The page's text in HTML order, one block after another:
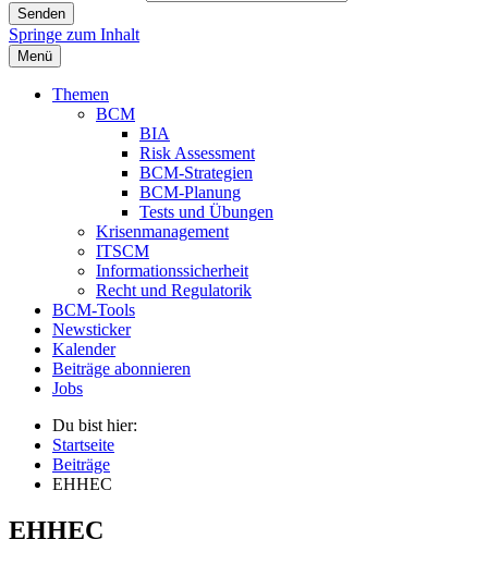
Springe zum Inhalt
Menü
Themen
BCM
BIA
Risk Assessment
BCM-Strategien
BCM-Planung
Tests und Übungen
Krisenmanagement
ITSCM
Informationssicherheit
Recht und Regulatorik
BCM-Tools
Newsticker
Kalender
Beiträge abonnieren
Jobs
Du bist hier:
Startseite
Beiträge
EHHEC
EHHEC